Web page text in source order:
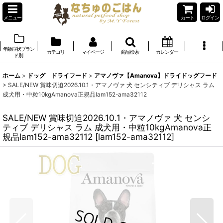
メニュー カート ログイン
年齢症状ブラン
ド別
カテゴリ マイページ 商品検索 カレンダー
ホーム > ドッグ ドライフード > アマノヴァ【Amanova】ドライドッグフード
> SALE/NEW 賞味切迫2026.10.1・アマノヴァ 犬 センシティブ デリシャス ラム
成犬用・中粒10kgAmanova正規品lam152-ama32112
SALE/NEW 賞味切迫2026.10.1・アマノヴァ 犬 センシ
ティブ デリシャス ラム 成犬用・中粒10kgAmanova正
規品lam152-ama32112 [lam152-ama32112]